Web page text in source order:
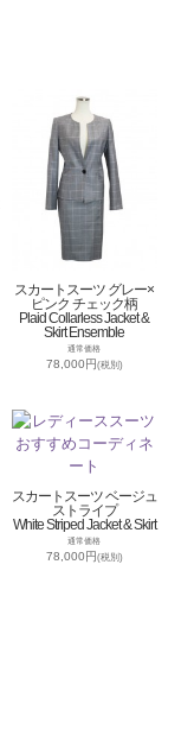
スカートスーツ グレー×
ピンク チェック柄
Plaid Collarless Jacket &
Skirt Ensemble
通常価格
78,000円(税別)
スカートスーツ ベージュ
ストライプ
White Striped Jacket & Skirt
通常価格
78,000円(税別)